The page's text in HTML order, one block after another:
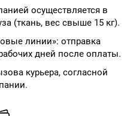
осуществляется в
(ткань, вес свыше 15 кг).
линии»: отправка
дней после оплаты.
курьера, согласной